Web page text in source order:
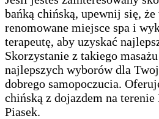
bańką chińską, upewnij się,
renomowane miejsce spa i
terapeutę, aby uzyskać
Skorzystanie z takiego
najlepszych wyborów dla
dobrego samopoczucia.
chińską z dojazdem na
Piasek.